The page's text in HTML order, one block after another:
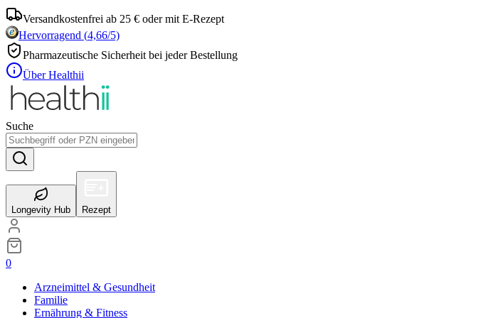
Versandkostenfrei ab 25 € oder mit E-Rezept
Hervorragend (4,66/5)
Pharmazeutische Sicherheit bei jeder Bestellung
Über Healthii
Suche
Longevity Hub Rezept
0
Arzneimittel & Gesundheit
Familie
Ernährung & Fitness